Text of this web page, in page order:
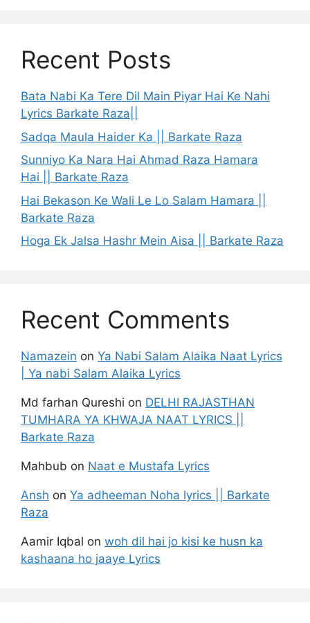
Recent Posts
Bata Nabi Ka Tere Dil Main Piyar Hai Ke Nahi
Lyrics Barkate Raza||
Sadqa Maula Haider Ka || Barkate Raza
Sunniyo Ka Nara Hai Ahmad Raza Hamara
Hai || Barkate Raza
Hai Bekason Ke Wali Le Lo Salam Hamara ||
Barkate Raza
Hoga Ek Jalsa Hashr Mein Aisa || Barkate Raza
Recent Comments
Namazein on Ya Nabi Salam Alaika Naat Lyrics
| Ya nabi Salam Alaika Lyrics
Md farhan Qureshi on DELHI RAJASTHAN
TUMHARA YA KHWAJA NAAT LYRICS ||
Barkate Raza
Mahbub on Naat e Mustafa Lyrics
Ansh on Ya adheeman Noha lyrics || Barkate
Raza
Aamir Iqbal on woh dil hai jo kisi ke husn ka
kashaana ho jaaye Lyrics